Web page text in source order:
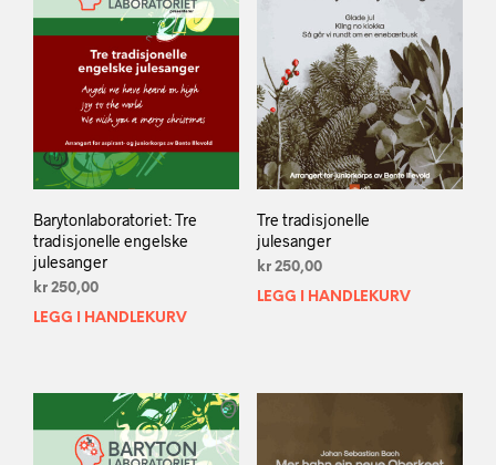
Barytonlaboratoriet: Tre
tradisjonelle engelske
julesanger
kr 250,00
LEGG I HANDLEKURV
Tre tradisjonelle
julesanger
kr250,00
LEGG I HANDLEKURV